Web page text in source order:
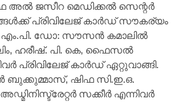
അൽ ജസീറ മെഡിക്കൽ സെന്റർ
പ്രിവിലേജ് കാർഡ് സൗകര്യം
എം.പി. ഡോ: സൗസൻ കമാലിൽ
ഹരീഷ്‌. പി. കെ, ഫൈസൽ
പ്രിവിലേജ് കാർഡ് ഏറ്റുവാങ്ങി.
ബുക്കുമ്മാസ്, ഷിഫ സി.ഇ.ഒ.
സക്കീർ എന്നിവർ